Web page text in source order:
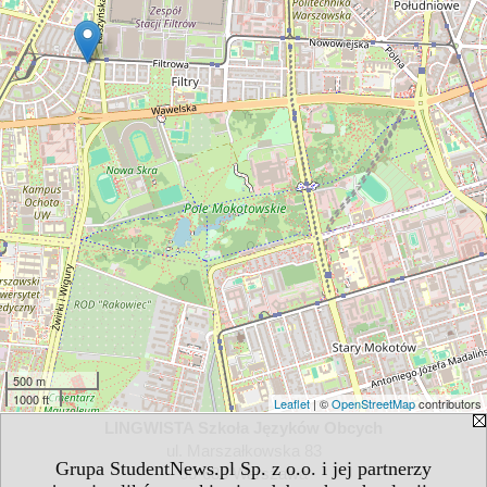
Grupa StudentNews.pl Sp. z o.o. i jej partnerzy
500 m
1000 ft
Leaflet| ©OpenStreetMapcontributors
00-683 Warszawa